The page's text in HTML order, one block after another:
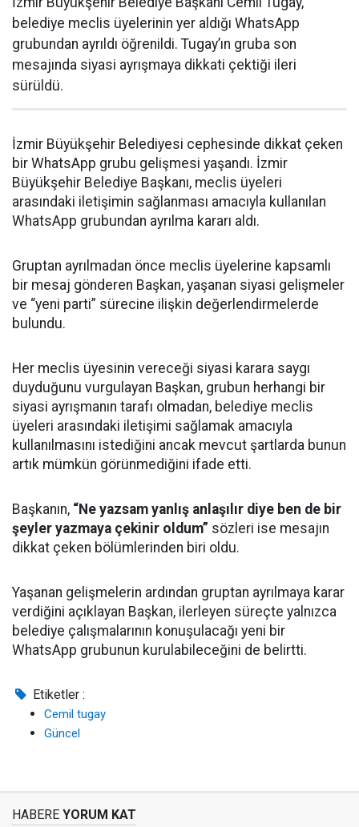
belediye meclis üyelerinin yer aldığı WhatsApp
grubundan ayrıldı öğrenildi. Tugay’ın gruba son
mesajında siyasi ayrışmaya dikkati çektiği ileri
sürüldü.
İzmir Büyükşehir Belediyesi cephesinde dikkat çeken
bir WhatsApp grubu gelişmesi yaşandı. İzmir
Büyükşehir Belediye Başkanı, meclis üyeleri
arasındaki iletişimin sağlanması amacıyla kullanılan
WhatsApp grubundan ayrılma kararı aldı.
Gruptan ayrılmadan önce meclis üyelerine kapsamlı
bir mesaj gönderen Başkan, yaşanan siyasi gelişmeler
ve “yeni parti” sürecine ilişkin değerlendirmelerde
bulundu.
Her meclis üyesinin vereceği siyasi karara saygı
duyduğunu vurgulayan Başkan, grubun herhangi bir
siyasi ayrışmanın tarafı olmadan, belediye meclis
üyeleri arasındaki iletişimi sağlamak amacıyla
kullanılmasını istediğini ancak mevcut şartlarda bunun
artık mümkün görünmediğini ifade etti.
Başkanın, “Ne yazsam yanlış anlaşılır diye ben de bir
şeyler yazmaya çekinir oldum” sözleri ise mesajın
dikkat çeken bölümlerinden biri oldu.
Yaşanan gelişmelerin ardından gruptan ayrılmaya karar
verdiğini açıklayan Başkan, ilerleyen süreçte yalnızca
belediye çalışmalarının konuşulacağı yeni bir
WhatsApp grubunun kurulabileceğini de belirtti.
Etiketler :
Cemil tugay
Güncel
HABERE YORUM KAT